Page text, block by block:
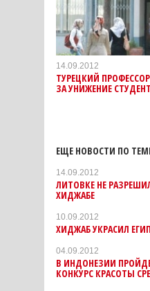
14.09.2012
ТУРЕЦКИЙ
ЗА УНИЖЕНИЕ
ЕЩЕ НОВОСТИ ПО
14.09.2012
ЛИТОВКЕ НЕ
ХИДЖАБЕ
10.09.2012
ХИДЖАБ УКРАСИЛ
04.09.2012
В ИНДОНЕЗИИ
КОНКУРС КРАСОТЫ